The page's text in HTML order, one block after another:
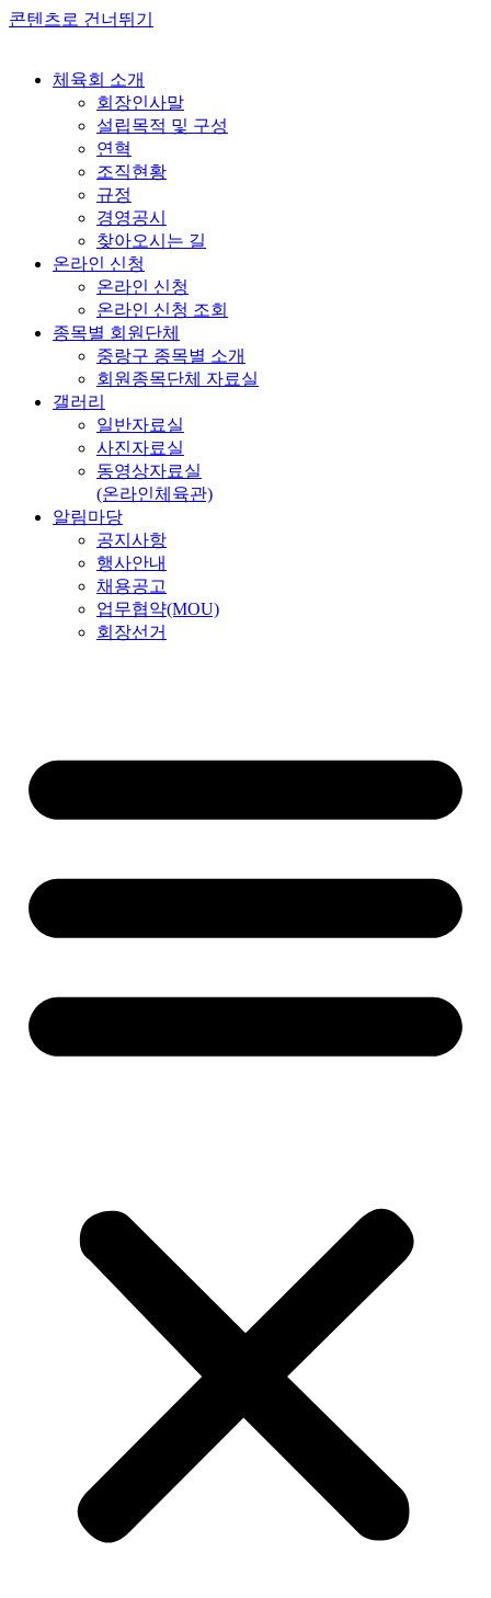
콘텐츠로 건너뛰기
체육회 소개
회장인사말
설립목적 및 구성
연혁
조직현황
규정
경영공시
찾아오시는 길
온라인 신청
온라인 신청
온라인 신청 조회
종목별 회원단체
중랑구 종목별 소개
회원종목단체 자료실
갤러리
일반자료실
사진자료실
동영상자료실
(온라인체육관)
알림마당
공지사항
행사안내
채용공고
업무협약(MOU)
회장선거